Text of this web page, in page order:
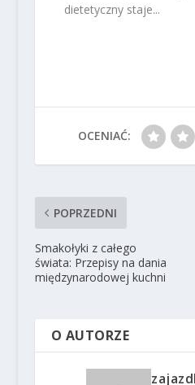
dietetyczny staje...
OCENIAĆ:
POPRZEDNI
Smakołyki z całego
świata: Przepisy na dania
międzynarodowej kuchni
O AUTORZE